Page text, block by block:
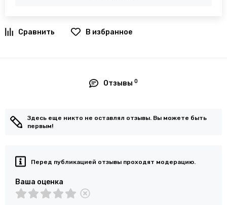
В избранное
Отзывы0
Здесь еще никто не оставлял отзывы. Вы можете быть
первым!
Перед публикацией отзывы проходят модерацию.
Ваша оценка